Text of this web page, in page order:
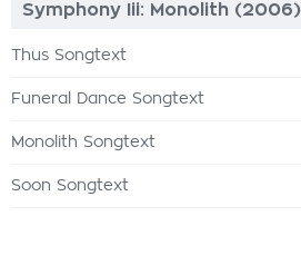
Symphony Iii: Monolith (2006)
Thus Songtext
Funeral Dance Songtext
Monolith Songtext
Soon Songtext